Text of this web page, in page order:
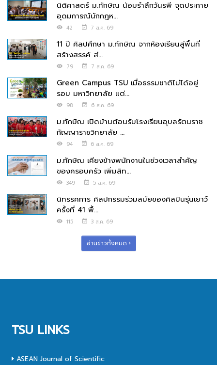
นิติศาสตร์ ม.ทักษิณ น้อมรำลึกวันรพี จุดประกาย
อุดมการณ์นักกฎห...
42 7 ส.ค. 69
11 ปี ศิลปศึกษา ม.ทักษิณ จากห้องเรียนสู่พื้นที่
สร้างสรรค์ ส่...
79 7 ส.ค. 69
Green Campus TSU เมื่อธรรมชาติไม่ได้อยู่
รอบ มหาวิทยาลัย แต่...
98 6 ส.ค. 69
ม.ทักษิณ เปิดบ้านต้อนรับโรงเรียนอุบลรัตนราช
กัญญาราชวิทยาลัย ...
94 6 ส.ค. 69
ม.ทักษิณ เคียงข้างพนักงานในช่วงเวลาสำคัญ
ของครอบครัว เพิ่มสิท...
349 5 ส.ค. 69
นิทรรศการ ศิลปกรรมร่วมสมัยของศิลปินรุ่นเยาว์
ครั้งที่ 41 พื้...
115 3 ส.ค. 69
อ่านข่าวทั้งหมด
TSU LINKS
ASEAN Journal of Scientific